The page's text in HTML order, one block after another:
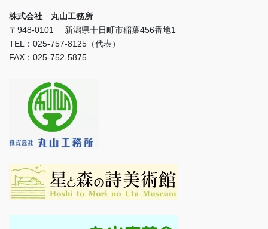
株式会社 丸山工務所
〒948-0101 新潟県十日町市稲葉456番地1
TEL：025-757-8125（代表）
FAX：025-752-5875